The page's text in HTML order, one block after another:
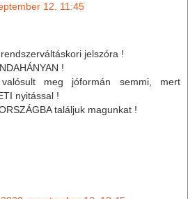
12. 11:45
jelszóra !
!
meg jóformán semmi, mert
nyitással !
találjuk magunkat !